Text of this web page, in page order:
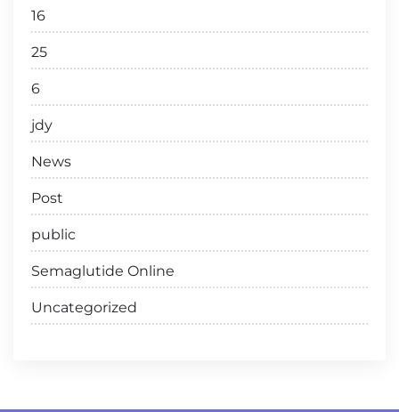
16
25
6
jdy
News
Post
public
Semaglutide Online
Uncategorized